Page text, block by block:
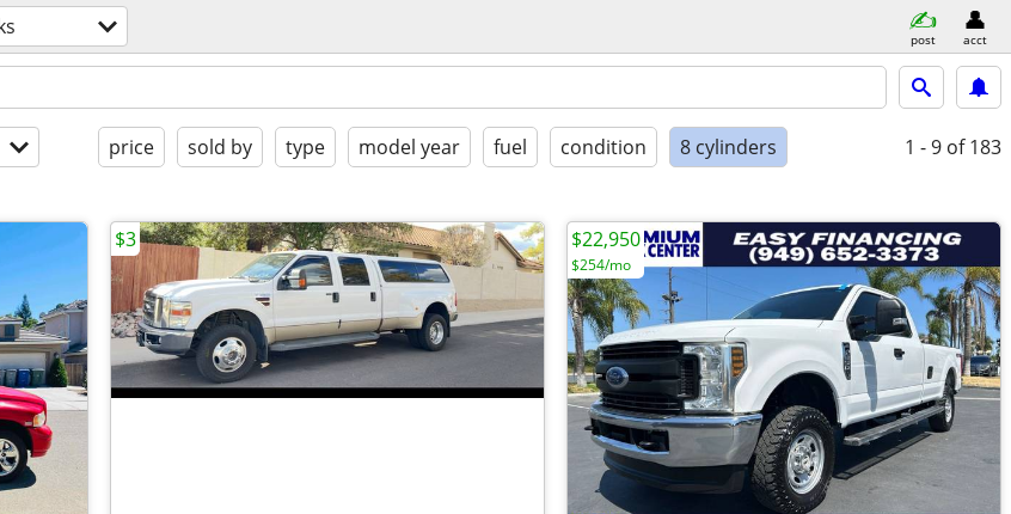
post acct
price sold by type model year fuel condition 8 cylinders 1 - 9 of 183
$3 $22,950
$254/mo